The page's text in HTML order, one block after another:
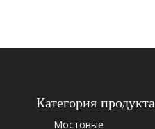
Категория продукта
Мостовые